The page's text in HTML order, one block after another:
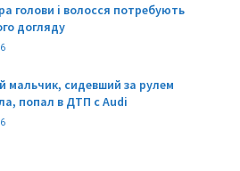
голови і волосся потребують
догляду
мальчик, сидевший за рулем
попал в ДТП с Audi